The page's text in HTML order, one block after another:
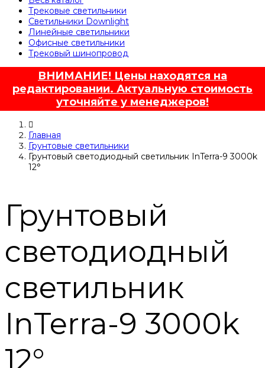
Трековые светильники
Светильники Downlight
Линейные светильники
Офисные светильники
Трековый шинопровод
ВНИМАНИЕ! Цены находятся на
редактировании. Актуальную стоимость
уточняйте у менеджеров!
Главная
Грунтовые светильники
Грунтовый светодиодный светильник InTerra-9 3000k
12°
Грунтовый
светодиодный
светильник
InTerra-9 3000k
12°